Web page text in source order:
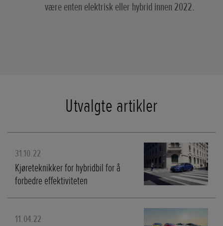
være enten elektrisk eller hybrid innen 2022.
Utvalgte artikler
31.10.22
Kjøreteknikker for hybridbil for å
forbedre effektiviteten
11.04.22